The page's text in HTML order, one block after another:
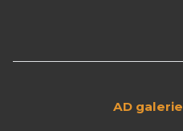
AD galerie